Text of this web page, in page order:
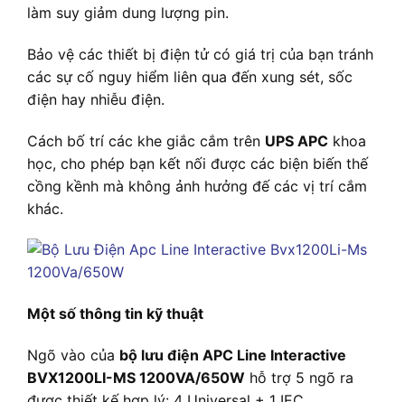
làm suy giảm dung lượng pin.
Bảo vệ các thiết bị điện tử có giá trị của bạn tránh
các sự cố nguy hiểm liên qua đến xung sét, sốc
điện hay nhiễu điện.
Cách bố trí các khe giắc cắm trên UPS APC khoa
học, cho phép bạn kết nối được các biện biến thế
cồng kềnh mà không ảnh hưởng đế các vị trí cắm
khác.
Một số thông tin kỹ thuật
Ngõ vào của bộ lưu điện APC Line Interactive
BVX1200LI-MS 1200VA/650W hỗ trợ 5 ngõ ra